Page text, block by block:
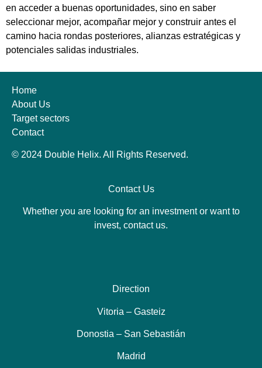
en acceder a buenas oportunidades, sino en saber
seleccionar mejor, acompañar mejor y construir antes el
camino hacia rondas posteriores, alianzas estratégicas y
potenciales salidas industriales.
Home
About Us
Target sectors
Contact
© 2024 Double Helix. All Rights Reserved.
Contact Us
Whether you are looking for an investment or want to
invest, contact us.
Direction
Vitoria – Gasteiz
Donostia – San Sebastián
Madrid